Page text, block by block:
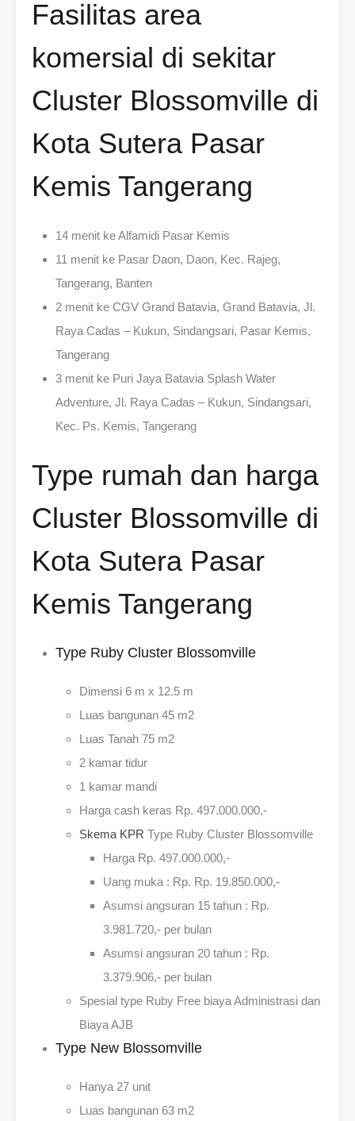
Fasilitas area
komersial di sekitar
Cluster Blossomville di
Kota Sutera Pasar
Kemis Tangerang
14 menit ke Alfamidi Pasar Kemis
11 menit ke Pasar Daon, Daon, Kec. Rajeg,
Tangerang, Banten
2 menit ke CGV Grand Batavia, Grand Batavia, Jl.
Raya Cadas – Kukun, Sindangsari, Pasar Kemis,
Tangerang
3 menit ke Puri Jaya Batavia Splash Water
Adventure, Jl. Raya Cadas – Kukun, Sindangsari,
Kec. Ps. Kemis, Tangerang
Type rumah dan harga
Cluster Blossomville di
Kota Sutera Pasar
Kemis Tangerang
Type Ruby Cluster Blossomville
Dimensi 6 m x 12.5 m
Luas bangunan 45 m2
Luas Tanah 75 m2
2 kamar tidur
1 kamar mandi
Harga cash keras Rp. 497.000.000,-
Skema KPR Type Ruby Cluster Blossomville
Harga Rp. 497.000.000,-
Uang muka : Rp. Rp. 19.850.000,-
Asumsi angsuran 15 tahun : Rp.
3.981.720,- per bulan
Asumsi angsuran 20 tahun : Rp.
3.379.906,- per bulan
Spesial type Ruby Free biaya Administrasi dan
Biaya AJB
Type New Blossomville
Hanya 27 unit
Luas bangunan 63 m2